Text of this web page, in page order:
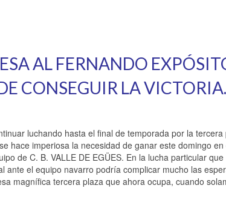
AL FERNANDO
CONSEGUIR LA VICTORIA.
luchando hasta el final de temporada por la tercera
hace imperiosa la necesidad de ganar este domingo
de C. B. VALLE DE EGÜES. En la lucha particular
ante el equipo navarro podría complicar mucho las
magnífica tercera plaza que ahora ocupa, cuando